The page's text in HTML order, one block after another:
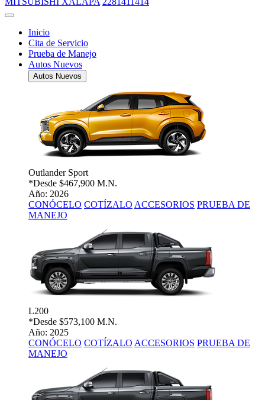
Inicio
Cita de Servicio
Prueba de Manejo
Autos Nuevos
Autos Nuevos
Outlander Sport
*Desde $467,900 M.N.
Año: 2026
CONÓCELO COTÍZALO ACCESORIOS PRUEBA DE
MANEJO
L200
*Desde $573,100 M.N.
Año: 2025
CONÓCELO COTÍZALO ACCESORIOS PRUEBA DE
MANEJO